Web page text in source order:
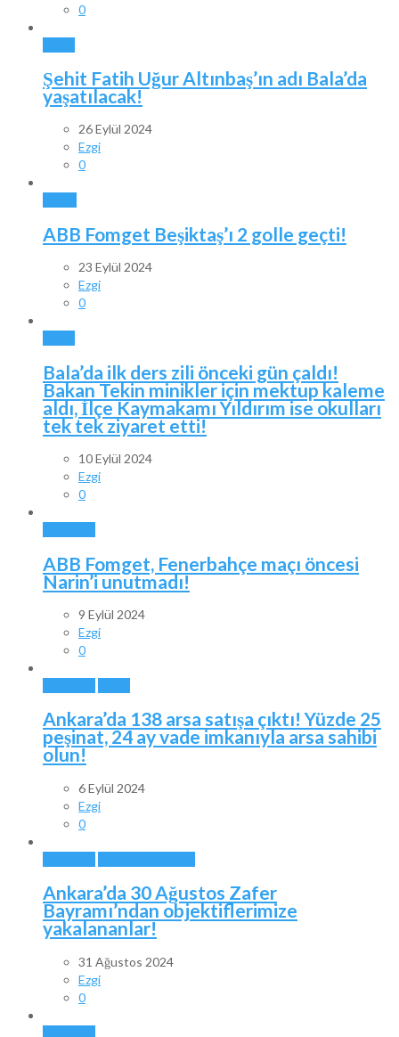
0
Şehit Fatih Uğur Altınbaş’ın adı Bala’da
yaşatılacak!
26 Eylül 2024
Ezgi
0
ABB Fomget Beşiktaş’ı 2 golle geçti!
23 Eylül 2024
Ezgi
0
Bala’da ilk ders zili önceki gün çaldı!
Bakan Tekin minikler için mektup kaleme
aldı, İlçe Kaymakamı Yıldırım ise okulları
tek tek ziyaret etti!
10 Eylül 2024
Ezgi
0
ABB Fomget, Fenerbahçe maçı öncesi
Narin’i unutmadı!
9 Eylül 2024
Ezgi
0
Ankara’da 138 arsa satışa çıktı! Yüzde 25
peşinat, 24 ay vade imkanıyla arsa sahibi
olun!
6 Eylül 2024
Ezgi
0
Ankara’da 30 Ağustos Zafer
Bayramı’ndan objektiflerimize
yakalananlar!
31 Ağustos 2024
Ezgi
0